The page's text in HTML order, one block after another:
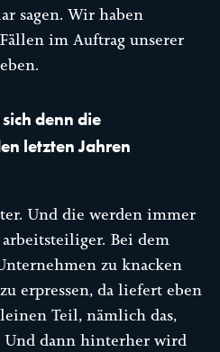
sagen. Wir haben
im Auftrag unserer
denn die
letzten Jahren
Und die werden immer
Bei dem
zu knacken
erpressen, da liefert eben
Teil, nämlich das,
Und dann hinterher wird